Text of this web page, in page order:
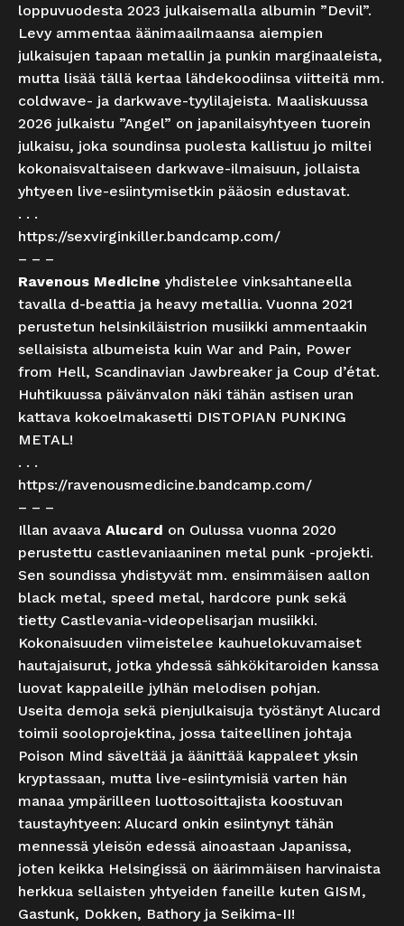
loppuvuodesta 2023 julkaisemalla albumin ”Devil”.
Levy ammentaa äänimaailmaansa aiempien
julkaisujen tapaan metallin ja punkin marginaaleista,
mutta lisää tällä kertaa lähdekoodiinsa viitteitä mm.
coldwave- ja darkwave-tyylilajeista. Maaliskuussa
2026 julkaistu ”Angel” on japanilaisyhtyeen tuorein
julkaisu, joka soundinsa puolesta kallistuu jo miltei
kokonaisvaltaiseen darkwave-ilmaisuun, jollaista
yhtyeen live-esiintymisetkin pääosin edustavat.
. . .
https://sexvirginkiller.bandcamp.com/
– – –
Ravenous Medicine yhdistelee vinksahtaneella
tavalla d-beattia ja heavy metallia. Vuonna 2021
perustetun helsinkiläistrion musiikki ammentaakin
sellaisista albumeista kuin War and Pain, Power
from Hell, Scandinavian Jawbreaker ja Coup d’état.
Huhtikuussa päivänvalon näki tähän astisen uran
kattava kokoelmakasetti DISTOPIAN PUNKING
METAL!
. . .
https://ravenousmedicine.bandcamp.com/
– – –
Illan avaava Alucard on Oulussa vuonna 2020
perustettu castlevaniaaninen metal punk -projekti.
Sen soundissa yhdistyvät mm. ensimmäisen aallon
black metal, speed metal, hardcore punk sekä
tietty Castlevania-videopelisarjan musiikki.
Kokonaisuuden viimeistelee kauhuelokuvamaiset
hautajaisurut, jotka yhdessä sähkökitaroiden kanssa
luovat kappaleille jylhän melodisen pohjan.
Useita demoja sekä pienjulkaisuja työstänyt Alucard
toimii sooloprojektina, jossa taiteellinen johtaja
Poison Mind säveltää ja äänittää kappaleet yksin
kryptassaan, mutta live-esiintymisiä varten hän
manaa ympärilleen luottosoittajista koostuvan
taustayhtyeen: Alucard onkin esiintynyt tähän
mennessä yleisön edessä ainoastaan Japanissa,
joten keikka Helsingissä on äärimmäisen harvinaista
herkkua sellaisten yhtyeiden faneille kuten GISM,
Gastunk, Dokken, Bathory ja Seikima-II!